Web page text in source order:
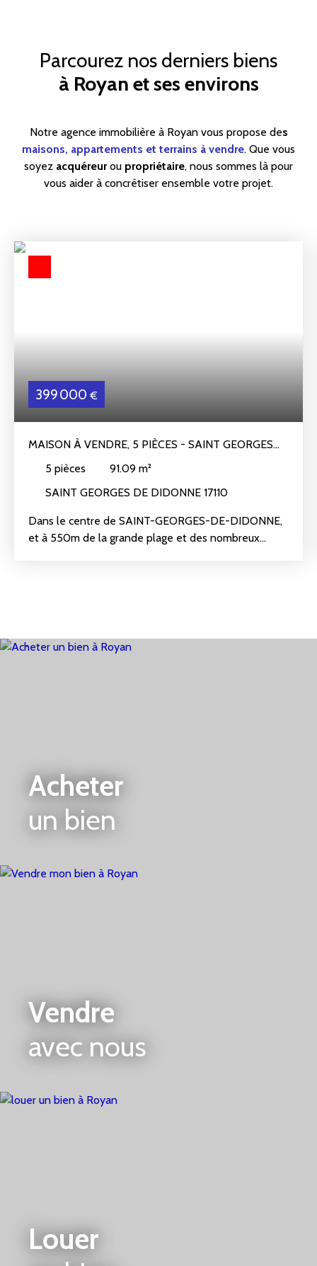
Parcourez nos derniers biens
à Royan et ses environs
Notre agence immobilière à Royan vous propose des
maisons, appartements et terrains à vendre. Que vous
soyez acquéreurou propriétaire, nous sommes là pour
vous aider à concrétiser ensemble votre projet.
399 000 €
MAISON À VENDRE, 5 PIÈCES - SAINT GEORGES
DE DIDONNE 17110
5 pièces 91.09 m²
SAINT GEORGES DE DIDONNE 17110
Dans le centre de SAINT-GEORGES-DE-DIDONNE,
et à 550m de la grande plage et des nombreux
cuisine, chambre 1 avec salle d'eau et wc. A l'étage :
Le palier dessert trois chambres dont une avec
(5. 00 % honoraires TTC à la charge de l'acquéreur. )
Acheter
un bien
Vendre
avec nous
Louer